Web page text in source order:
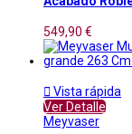
549,90 €
 Vista rápida
Ver Detalle
Meyvaser